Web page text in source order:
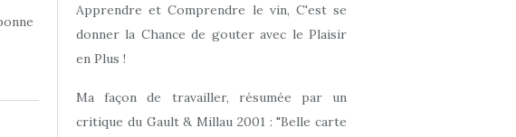
Apprendre et Comprendre le vin, C'est se
donner la Chance de gouter avec le Plaisir
en Plus !
Ma façon de travailler, résumée par un
critique du Gault & Millau 2001 : "Belle carte